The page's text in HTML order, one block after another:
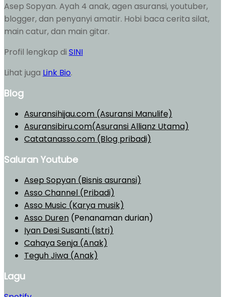
Asep Sopyan. Ayah 4 anak, agen asuransi, youtuber,
blogger, dan penyanyi amatir. Hobi baca cerita silat,
main catur, dan main gitar.
Profil lengkap di SINI
Lihat juga Link Bio.
Blog
Asuransihijau.com (Asuransi Manulife)
Asuransibiru.com(Asuransi Allianz Utama)
Catatanasso.com (Blog pribadi)
Saluran Youtube
Asep Sopyan (Bisnis asuransi)
Asso Channel (Pribadi)
Asso Music (Karya musik)
Asso Duren (Penanaman durian)
Iyan Desi Susanti (Istri)
Cahaya Senja (Anak)
Teguh Jiwa (Anak)
Lagu